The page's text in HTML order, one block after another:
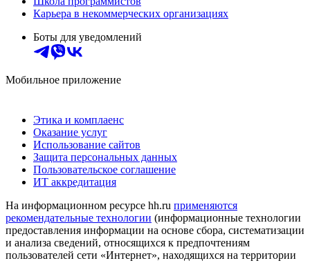
Карьера в некоммерческих организациях
Боты для уведомлений
Мобильное приложение
Этика и комплаенс
Оказание услуг
Использование сайтов
Защита персональных данных
Пользовательское соглашение
ИТ аккредитация
На информационном ресурсе hh.ru применяются
рекомендательные технологии (информационные технологии
предоставления информации на основе сбора, систематизации
и анализа сведений, относящихся к предпочтениям
пользователей сети «Интернет», находящихся на территории